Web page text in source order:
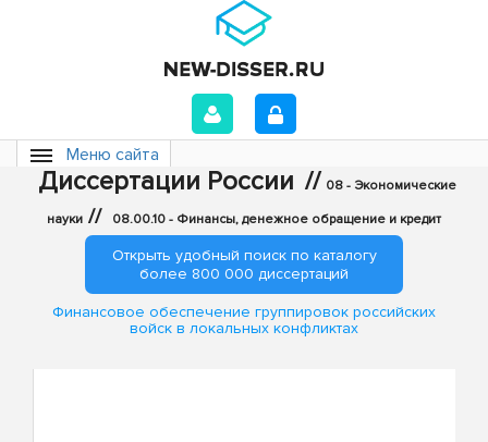
Меню сайта
Диссертации России // 08 - Экономические
науки // 08.00.10 - Финансы, денежное обращение и кредит
Открыть удобный поиск по каталогу
более 800 000 диссертаций
Финансовое обеспечение группировок российских
войск в локальных конфликтах